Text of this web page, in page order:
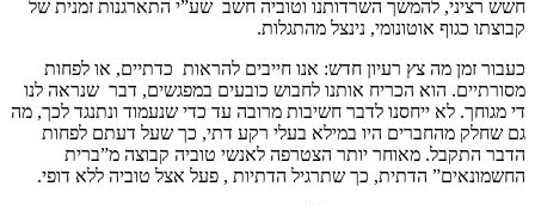
חשש רציני, להמשך השרדותנו וטוביה חשב שע”י התארגנות זמנית של
קבוצתו כגוף אוטונומי, נינצל מהתגלות.
כעבור זמן מה צץ רעיון חדש: אנו חייבים להראות כדתיים, או לפחות
מסורתיים. הוא הכריח אותנו לחבוש כובעים במפגשים, דבר שנראה לנו
די מגוחך. לא ייחסנו לדבר חשיבות מרובה עד כדי שנעמוד ונתנגד לכך, מה
גם שחלק מהחברים היו במילא בעלי רקע דתי, כך שעל דעתם לפחות
הדבר התקבל. מאוחר יותר הצטרפה לאנשי טוביה קבוצה מ”ברית
החשמונאים” הדתית, כך שתרגיל הדתיות , פעל אצל טוביה ללא דופי.